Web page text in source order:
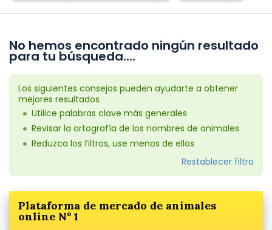
No hemos encontrado ningún resultado
para tu búsqueda....
Los siguientes consejos pueden ayudarte a obtener
mejores resultados
Utilice palabras clave más generales
Revisar la ortografía de los nombres de animales
Reduzca los filtros, use menos de ellos
Restablecer filtro
Plataforma de mercado de animales
online Nº 1